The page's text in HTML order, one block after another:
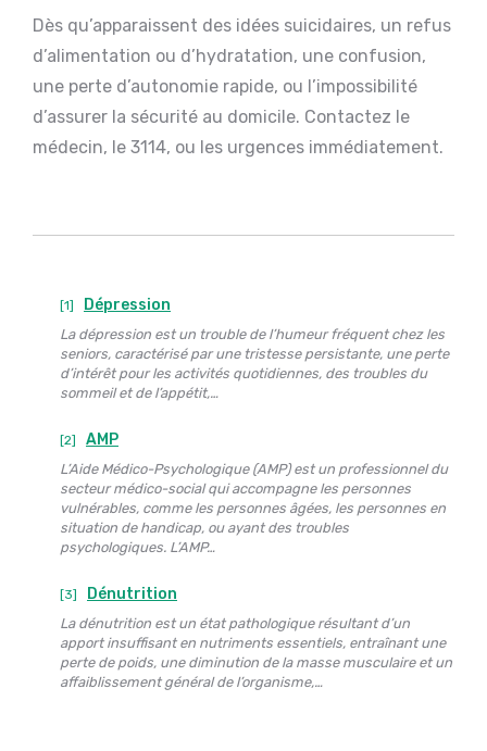
Dès qu’apparaissent des idées suicidaires, un refus
d’alimentation ou d’hydratation, une confusion,
une perte d’autonomie rapide, ou l’impossibilité
d’assurer la sécurité au domicile. Contactez le
médecin, le 3114, ou les urgences immédiatement.
[1] Dépression
La dépression est un trouble de l’humeur fréquent chez les
seniors, caractérisé par une tristesse persistante, une perte
d’intérêt pour les activités quotidiennes, des troubles du
sommeil et de l’appétit,…
[2] AMP
L’Aide Médico-Psychologique (AMP) est un professionnel du
secteur médico-social qui accompagne les personnes
vulnérables, comme les personnes âgées, les personnes en
situation de handicap, ou ayant des troubles
psychologiques. L’AMP…
[3] Dénutrition
La dénutrition est un état pathologique résultant d’un
apport insuffisant en nutriments essentiels, entraînant une
perte de poids, une diminution de la masse musculaire et un
affaiblissement général de l’organisme,…